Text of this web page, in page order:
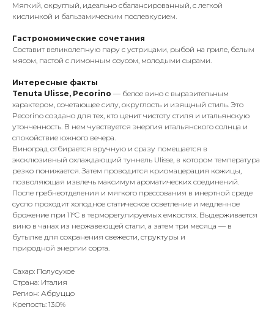
Мягкий, округлый, идеально сбалансированный, с легкой
кислинкой и бальзамическим послевкусием.
Гастрономические сочетания
Составит великолепную пару с устрицами, рыбой на гриле, белым
мясом, пастой с лимонным соусом, молодыми сырами.
Интересные факты
Tenuta Ulisse, Pecorino — белое вино с выразительным
характером, сочетающее силу, округлость и изящный стиль. Это
Pecorino создано для тех, кто ценит чистоту стиля и итальянскую
утонченность. В нем чувствуется энергия итальянского солнца и
спокойствие южного вечера.
Виноград отбирается вручную и сразу помещается в
эксклюзивный охлаждающий туннель Ulisse, в котором температура
резко понижается. Затем проводится криомацерация кожицы,
позволяющая извлечь максимум ароматических соединений.
После гребнеотделения и мягкого прессования в инертной среде
сусло проходит холодное статическое осветление и медленное
брожение при 11°C в терморегулируемых емкостях. Выдерживается
вино в чанах из нержавеющей стали, а затем три месяца — в
бутылке для сохранения свежести, структуры и
природной энергии сорта.
Сахар: Полусухое
Страна: Италия
Регион: Абруццо
Крепость: 13.0%